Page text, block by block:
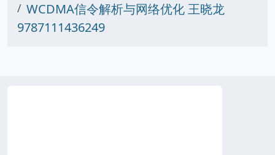
WCDMA信令解析与网络优化 王晓龙
9787111436249